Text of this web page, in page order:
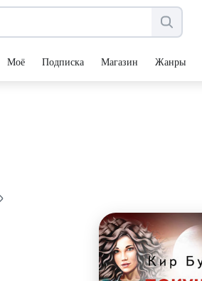
Моё Подписка Магазин Жанры